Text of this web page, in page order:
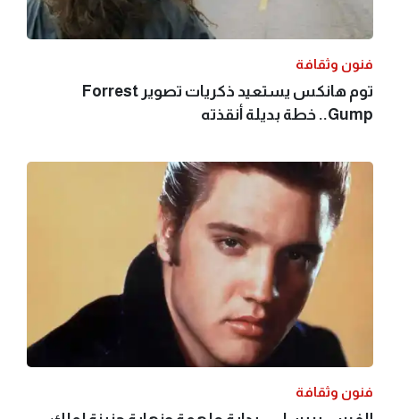
فنون وثقافة
توم هانكس يستعيد ذكريات تصوير Forrest
Gump.. خطة بديلة أنقذته
فنون وثقافة